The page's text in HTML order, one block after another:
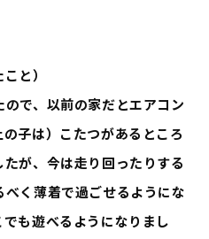
と）
で、以前の家だとエアコン
子は）こたつがあるところ
が、今は走り回ったりする
く薄着で過ごせるようにな
も遊べるようになりまし